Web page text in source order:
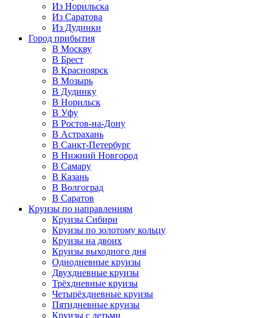
Из Норильска
Из Саратова
Из Дудинки
Город прибытия
В Москву
В Брест
В Красноярск
В Мозырь
В Дудинку
В Норильск
В Уфу
В Ростов-на-Дону
В Астрахань
В Санкт-Петербург
В Нижний Новгород
В Самару
В Казань
В Волгоград
В Саратов
Круизы по направлениям
Круизы Сибири
Круизы по золотому кольцу
Круизы на двоих
Круизы выходного дня
Однодневные круизы
Двухдневные круизы
Трёхдневные круизы
Четырёхдневные круизы
Пятидневные круизы
Круизы с детьми